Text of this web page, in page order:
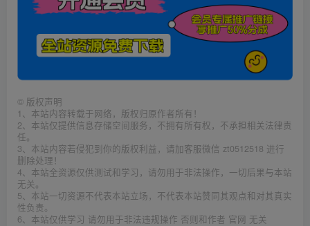
© 版权声明
1、本站内容转载于网络，版权归原作者所有！
2、本站仅提供信息存储空间服务，不拥有所有权，不承担相关法律责
任。
3、本站内容若侵犯到你的版权利益，请加客服微信 zt0512518 进行
删除处理！
4、本站全资源仅供测试和学习，请勿用于非法操作，一切后果与本站
无关。
5、本站一切资源不代表本站立场，不代表本站赞同其观点和对其真实
性负责。
6、本站仅供学习 请勿用于非法违规操作 否则和作者 官网 无关